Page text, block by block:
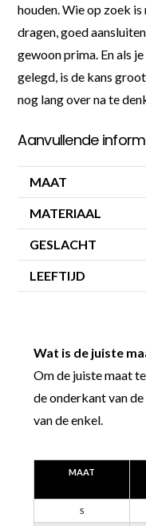
houden. Wie op zoek
dragen, goed
gewoon prima. En als
gelegd, is de kans
nog lang over na te
Aanvullende
MAAT
MATERIAAL
GESLACHT
LEEFTIJD
Wat is de juiste
Om de juiste maat
de onderkant van
van de enkel.
MAAT
S